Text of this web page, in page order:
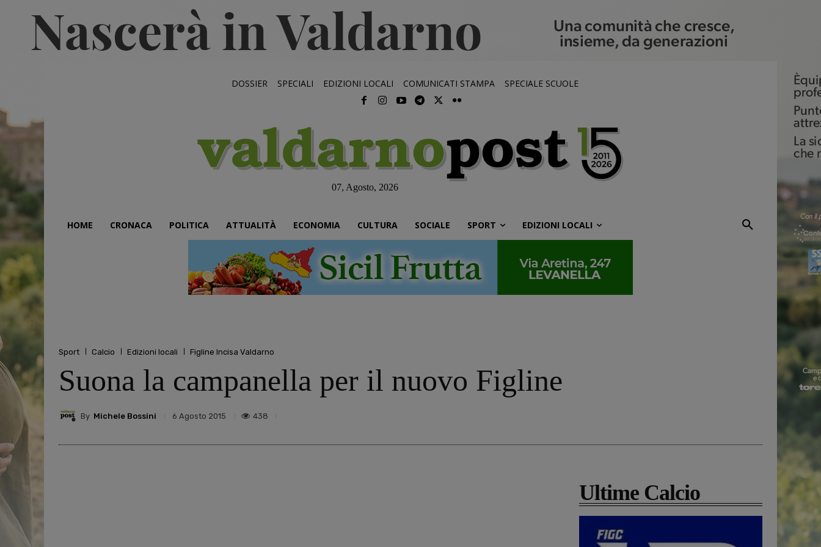
DOSSIER SPECIALI EDIZIONI LOCALI COMUNICATI STAMPA SPECIALE SCUOLE
07, Agosto, 2026
HOME CRONACA POLITICA ATTUALITÀ ECONOMIA CULTURA SOCIALE SPORT EDIZIONI LOCALI
Sport Calcio Edizioni locali Figline Incisa Valdarno
Suona la campanella per il nuovo Figline
By Michele Bossini 6 Agosto 2015 438
Ultime Calcio